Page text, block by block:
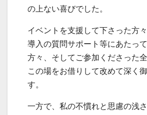
の上ない喜びでした。
イベントを支援して下さった方
導入の質問サポート等にあたっ
方々、そしてご参加くださった全
この場をお借りして改めて深く
す。
一方で、私の不慣れと思慮の浅